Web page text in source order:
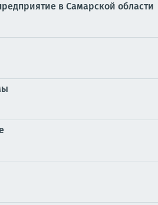
в Самарской области